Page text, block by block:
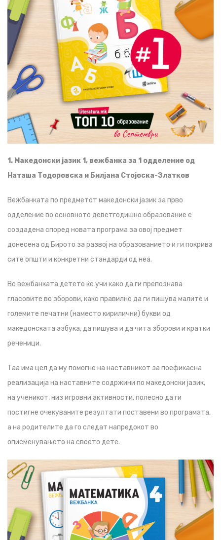
1. Македонски јазик 1, вежбанка за 1 одделение од
Наташа Тодоровска и Билјана Стојоска-Златков
Вежбанката по предметот македонски јазик за прво
одделение во основното деветгодишно образование е
создадена според новата програма за овој предмет
донесена од Бирото за развој на образованието и ги покрива
сите општи и конкретни стандарди од неа.
Во вежбанката детето ќе учи како да ги препознава
гласовите во зборови, како правилно да ги пишува малите и
големите печатни (наместо кирилични) букви од
македонската азбука, да пишува и да чита зборови и кратки
реченици.
Таа има цел да му помогне на наставникот за поефикасна
реализација на наставните содржини по македонски јазик,
на ученикот, низ игровни активности, полесно да ги
постигне очекуваните резултати поставени во програмата,
а на родителите да го следат напредокот во
описменувањето на своето дете.